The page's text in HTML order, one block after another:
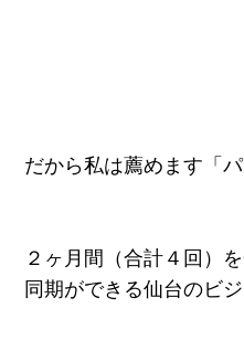
だから私は薦めます「
２ヶ月間（合計４回）
同期ができる仙台のビ